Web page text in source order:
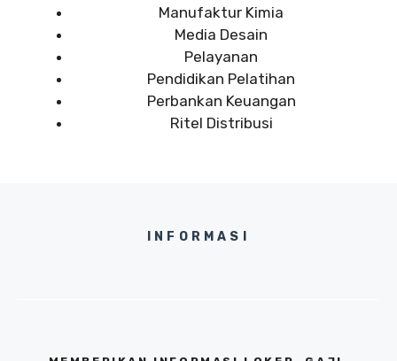
Manufaktur Kimia
Media Desain
Pelayanan
Pendidikan Pelatihan
Perbankan Keuangan
Ritel Distribusi
INFORMASI